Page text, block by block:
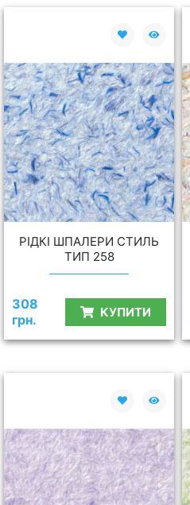
РІДКІ ШПАЛЕРИ СТИЛЬ
ТИП 258
308
грн.
КУПИТИ